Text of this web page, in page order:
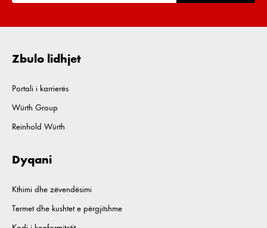
Zbulo lidhjet
Portali i karrierës
Würth Group
Reinhold Würth
Dyqani
Kthimi dhe zëvendësimi
Termet dhe kushtet e përgjitshme